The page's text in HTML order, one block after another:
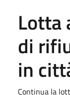
Lotta
di
in
Continua la